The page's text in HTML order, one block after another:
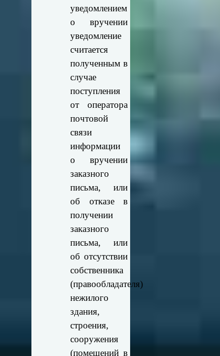
уведомлением
о вручении
уведомление
считается
полученным в
случае
поступления
от оператора
почтовой
связи
информации
о вручении
заказного
письма, или
об отказе в
получении
заказного
письма, или
об отсутствии
собственника
(правообладателя)
нежилого
здания,
строения,
сооружения
(помещений в